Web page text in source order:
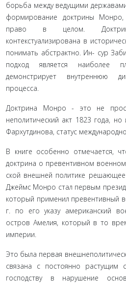
борьба между ведущими
фор­мирование доктрины
право в целом.
контекстуализирована в
понимать абстрактно. Ин- сур
подход является наиболее
демонстрирует внутреннюю
процесса.
Доктрина Монро - это не
неполитический акт 1823 года,
Фархутдинова, статус
В книге особенно отмечается,
доктрина о превентивном
ской внешней политике решающее
Джеймс Монро стал первым
который применил превентивный
г. по его указу американский
остров Амелия, который в то
империи.
Это была первая
связана с постоянно растущим
господству в нарушение